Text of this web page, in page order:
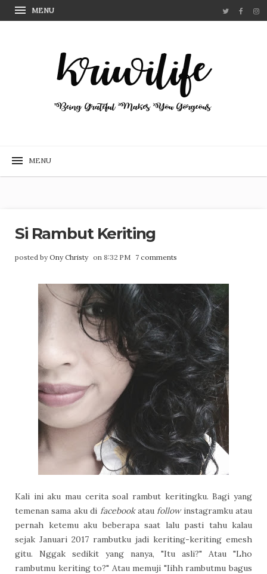
Si Rambut Keriting
posted byOny Christy on 8:32 PM 7 comments
Kali ini aku mau cerita soal rambut keritingku. Bagi yang
temenan sama aku di facebookatau followinstagramku atau
pernah ketemu aku beberapa saat lalu pasti tahu kalau
sejak Januari 2017 rambutku jadi keriting-keriting emesh
gitu. Nggak sedikit yang nanya, "Itu asli?" Atau "Lho
rambutmu keriting to?" Atau memuji "Iihh rambutmu bagus